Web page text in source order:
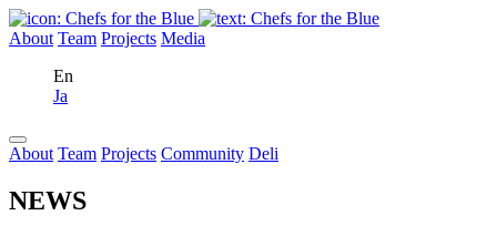
About Team Projects Media
En
Ja
About Team Projects Community Deli
NEWS